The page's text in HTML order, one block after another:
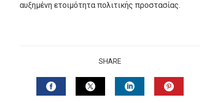
αυξημένη ετοιμότητα πολιτικής προστασίας.
SHARE